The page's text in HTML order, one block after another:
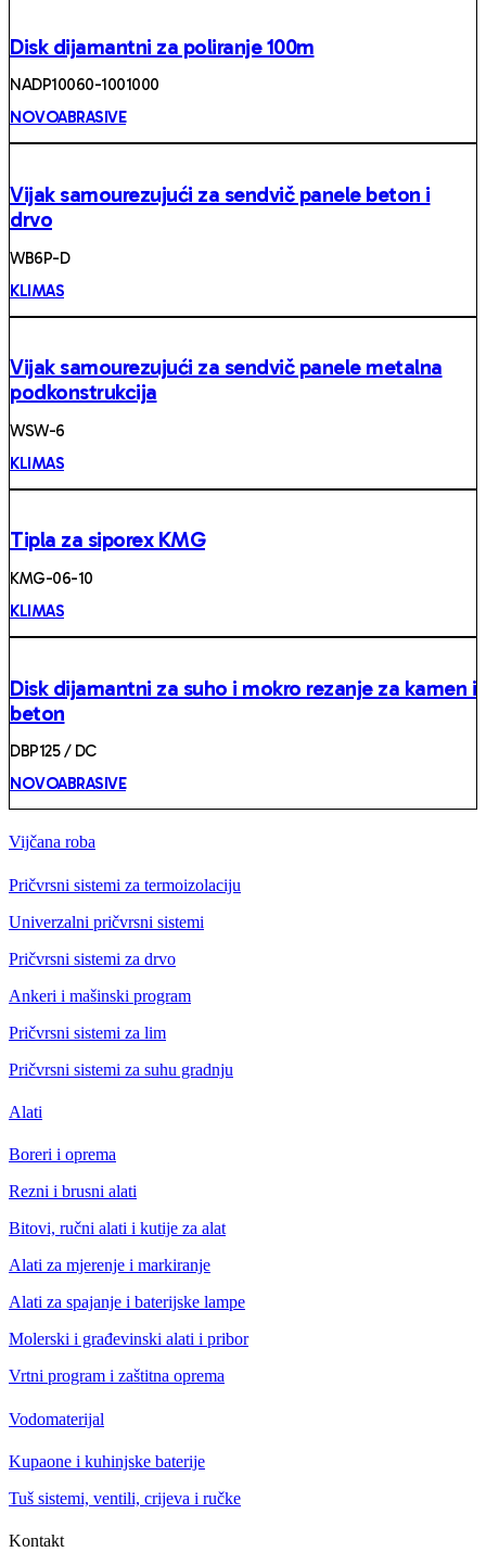
Disk dijamantni za poliranje 100m
NADP10060-1001000
NOVOABRASIVE
Vijak samourezujući za sendvič panele beton i
drvo
WB6P-D
KLIMAS
Vijak samourezujući za sendvič panele metalna
podkonstrukcija
WSW-6
KLIMAS
Tipla za siporex KMG
KMG-06-10
KLIMAS
Disk dijamantni za suho i mokro rezanje za kamen i
beton
DBP125 / DC
NOVOABRASIVE
Vijčana roba
Pričvrsni sistemi za termoizolaciju
Univerzalni pričvrsni sistemi
Pričvrsni sistemi za drvo
Ankeri i mašinski program
Pričvrsni sistemi za lim
Pričvrsni sistemi za suhu gradnju
Alati
Boreri i oprema
Rezni i brusni alati
Bitovi, ručni alati i kutije za alat
Alati za mjerenje i markiranje
Alati za spajanje i baterijske lampe
Molerski i građevinski alati i pribor
Vrtni program i zaštitna oprema
Vodomaterijal
Kupaone i kuhinjske baterije
Tuš sistemi, ventili, crijeva i ručke
Kontakt